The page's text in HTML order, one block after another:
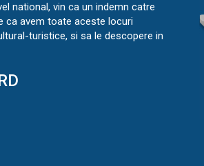
national, vin ca un indemn catre
ca avem toate aceste locuri
turistice, si sa le descopere in